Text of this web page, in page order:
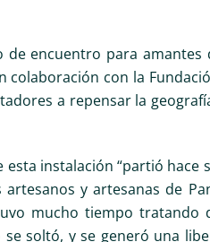
encuentro para amantes
colaboración con la
a repensar la
instalación “partió hace
y artesanas de
mucho tiempo tratando
soltó, y se generó una